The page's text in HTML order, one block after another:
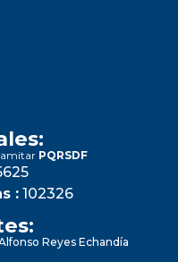
PQRSDF
: 102326
Reyes Echandía